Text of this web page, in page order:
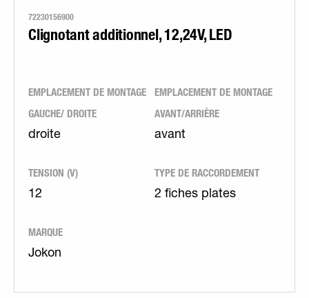
72230156900
Clignotant additionnel, 12,24V, LED
EMPLACEMENT DE MONTAGE
GAUCHE/ DROITE
droite
EMPLACEMENT DE MONTAGE
AVANT/ARRIÈRE
avant
TENSION (V)
12
TYPE DE RACCORDEMENT
2 fiches plates
MARQUE
Jokon